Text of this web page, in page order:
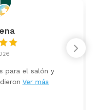
para el salón y
Ver más